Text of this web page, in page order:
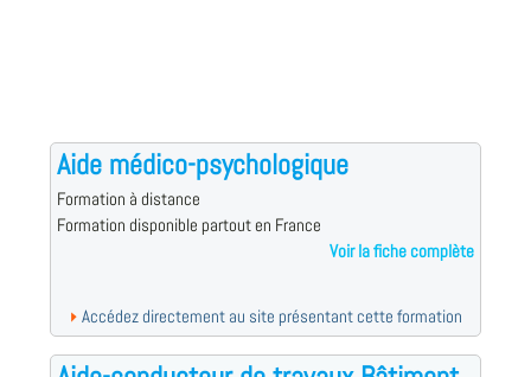
Aide médico-psychologique
Formation à distance
Formation disponible partout en France
Voir la fiche complète
Accédez directement au site présentant cette formation